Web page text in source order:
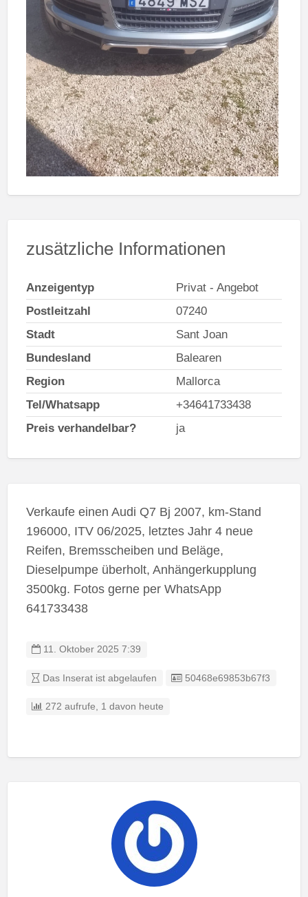
zusätzliche Informationen
Anzeigentyp
Privat - Angebot
Postleitzahl
07240
Stadt
Sant Joan
Bundesland
Balearen
Region
Mallorca
Tel/Whatsapp
+34641733438
Preis verhandelbar?
ja
Verkaufe einen Audi Q7 Bj 2007, km-Stand
196000, ITV 06/2025, letztes Jahr 4 neue
Reifen, Bremsscheiben und Beläge,
Dieselpumpe überholt, Anhängerkupplung
3500kg. Fotos gerne per WhatsApp
641733438
11. Oktober 2025 7:39
Das Inserat ist abgelaufen Eintrag-ID:
50468e69853b67f3
272 aufrufe, 1 davon heute